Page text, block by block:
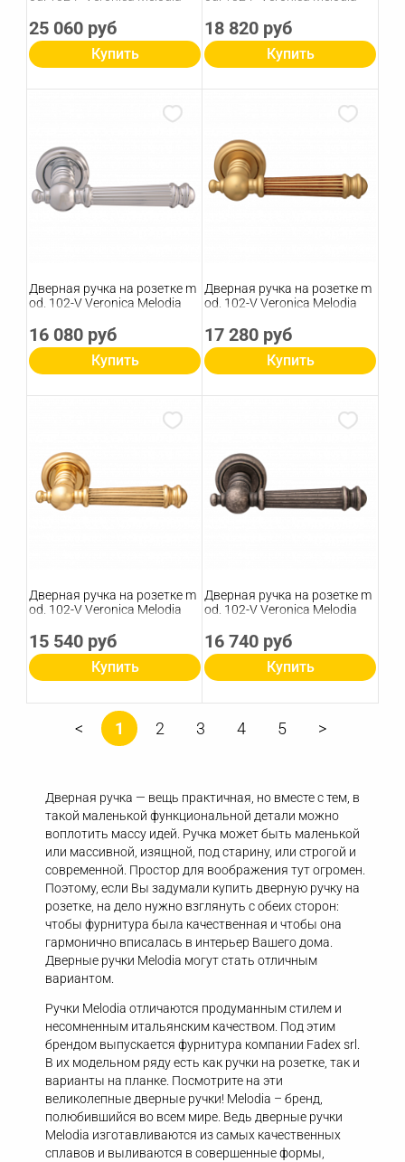
25 060 руб
Купить
18 820 руб
Купить
Дверная ручка на розетке m
od. 102-V Veronica Melodia
16 080 руб
Купить
Дверная ручка на розетке m
od. 102-V Veronica Melodia
17 280 руб
Купить
Дверная ручка на розетке m
od. 102-V Veronica Melodia
15 540 руб
Купить
Дверная ручка на розетке m
od. 102-V Veronica Melodia
16 740 руб
Купить
1 2 3 4 5
Дверная ручка — вещь практичная, но вместе с тем, в
такой маленькой функциональной детали можно
воплотить массу идей. Ручка может быть маленькой
или массивной, изящной, под старину, или строгой и
современной. Простор для воображения тут огромен.
Поэтому, если Вы задумали купить дверную ручку на
розетке, на дело нужно взглянуть с обеих сторон:
чтобы фурнитура была качественная и чтобы она
гармонично вписалась в интерьер Вашего дома.
Дверные ручки Melodia могут стать отличным
вариантом.
Ручки Melodia отличаются продуманным стилем и
несомненным итальянским качеством. Под этим
брендом выпускается фурнитура компании Fadex srl.
В их модельном ряду есть как ручки на розетке, так и
варианты на планке. Посмотрите на эти
великолепные дверные ручки! Melodia – бренд,
полюбившийся во всем мире. Ведь дверные ручки
Melodia изготавливаются из самых качественных
сплавов и выливаются в совершенные формы,